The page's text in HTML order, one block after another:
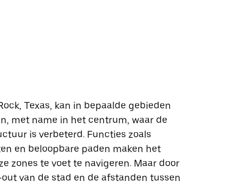
Texas, kan in bepaalde gebieden
met name in het centrum, waar de
is verbeterd. Functies zoals
en beloopbare paden maken het
zones te voet te navigeren. Maar door
van de stad en de afstanden tussen